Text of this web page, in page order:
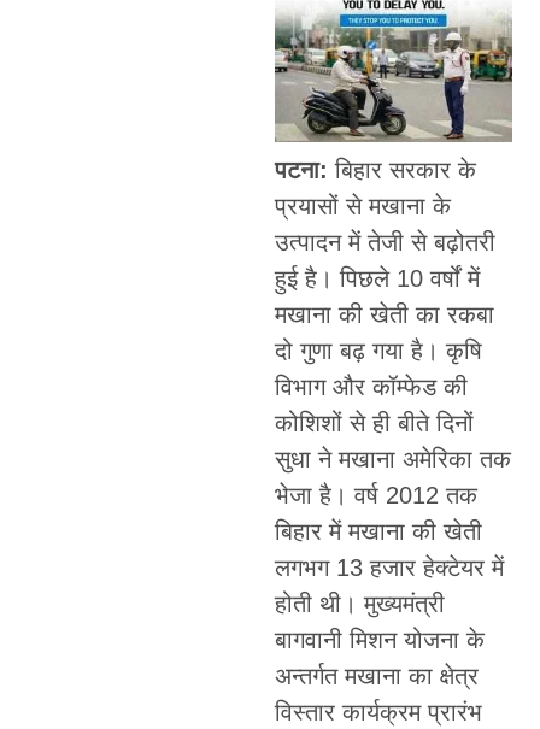
पटना:बिहार सरकार के
प्रयासों से मखाना के
उत्पादन में तेजी से बढ़ोतरी
हुई है। पिछले 10 वर्षों में
मखाना की खेती का रकबा
दो गुणा बढ़ गया है। कृषि
विभाग और कॉम्फेड की
कोशिशों से ही बीते दिनों
सुधा ने मखाना अमेरिका तक
भेजा है। वर्ष 2012 तक
बिहार में मखाना की खेती
लगभग 13 हजार हेक्टेयर में
होती थी। मुख्यमंत्री
बागवानी मिशन योजना के
अन्तर्गत मखाना का क्षेत्र
विस्तार कार्यक्रम प्रारंभ